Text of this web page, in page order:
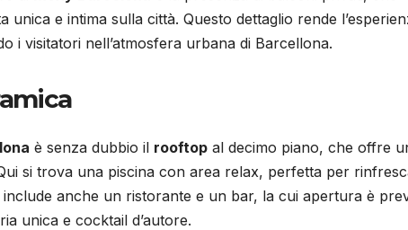
unica e intima sulla città. Questo dettaglio rende
i visitatori nell’atmosfera urbana di Barcellona.
è senza dubbio il rooftop al decimo piano, che offre
si trova una piscina con area relax, perfetta per
anche un ristorante e un bar, la cui apertura è
unica e cocktail d’autore.